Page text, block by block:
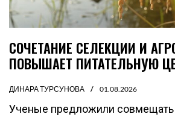
СОЧЕТАНИЕ СЕЛЕКЦИИ И
ПОВЫШАЕТ ПИТАТЕЛЬНУЮ
ДИНАРА ТУРСУНОВА 01.08.2026
Ученые предложили совмещать